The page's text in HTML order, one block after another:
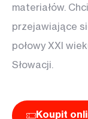
materiałów.
przejawiające
połowy XXI
Słowacji.
Koupit